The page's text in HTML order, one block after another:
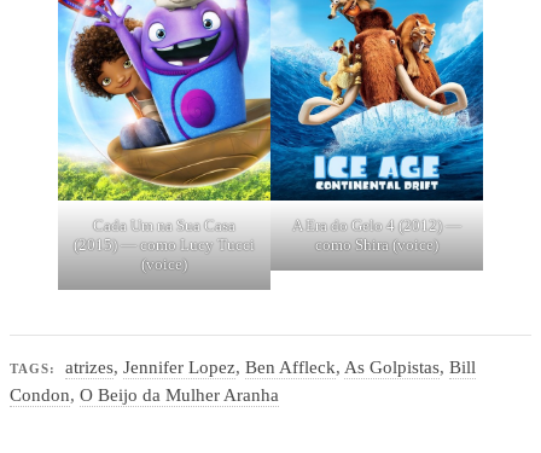
Cada Um na Sua Casa
(2015) — como Lucy Tucci
(voice)
A Era do Gelo 4 (2012) —
como Shira (voice)
TAGS: atrizes,Jennifer Lopez,Ben Affleck, As Golpistas,Bill
Condon, O Beijo da Mulher Aranha